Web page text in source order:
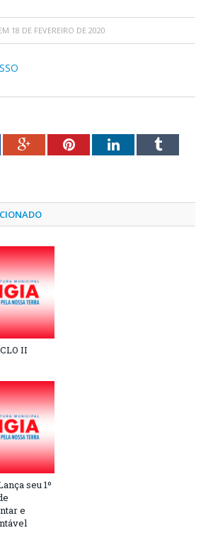
18 DE FEVEREIRO DE 2020
Google+PinterestLinkedInTumblr
II
seu 1º
e